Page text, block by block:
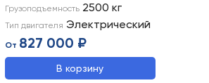
Грузоподъемность 2500 кг
Тип двигателя Электрический
От 827 000 ₽
В корзину